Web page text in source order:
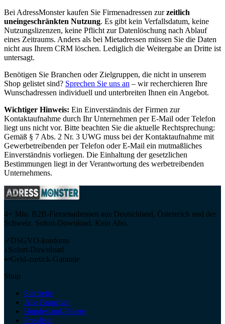
Bei AdressMonster kaufen Sie Firmenadressen zur zeitlich
uneingeschränkten Nutzung. Es gibt kein Verfallsdatum, keine
Nutzungslizenzen, keine Pflicht zur Datenlöschung nach Ablauf
eines Zeitraums. Anders als bei Mietadressen müssen Sie die Daten
nicht aus Ihrem CRM löschen. Lediglich die Weitergabe an Dritte ist
untersagt.
Benötigen Sie Branchen oder Zielgruppen, die nicht in unserem
Shop gelistet sind? Sprechen Sie uns an – wir recherchieren Ihre
Wunschadressen individuell und unterbreiten Ihnen ein Angebot.
Wichtiger Hinweis: Ein Einverständnis der Firmen zur
Kontaktaufnahme durch Ihr Unternehmen per E-Mail oder Telefon
liegt uns nicht vor. Bitte beachten Sie die aktuelle Rechtsprechung:
Gemäß § 7 Abs. 2 Nr. 3 UWG muss bei der Kontaktaufnahme mit
Gewerbetreibenden per Telefon oder E-Mail ein mutmaßliches
Einverständnis vorliegen. Die Einhaltung der gesetzlichen
Bestimmungen liegt in der Verantwortung des werbetreibenden
Unternehmens.
4+ Mio. B2B-Firmenadressen aus Deutschland, Österreich und der
Schweiz. Sofort-Download. Kein Abo.
✓ DSGVO-konform
↓Sofort-Download
↩Geld-zurück-Garantie
Shop
Startseite
Alle Branchen
Bundesland-Pakete
Preisliste